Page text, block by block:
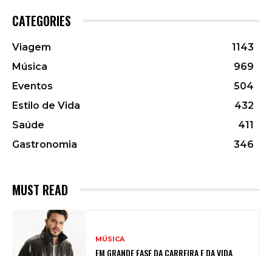
CATEGORIES
Viagem
1143
Música
969
Eventos
504
Estilo de Vida
432
Saúde
411
Gastronomia
346
MUST READ
MÚSICA
EM GRANDE FASE DA CARREIRA E DA VIDA